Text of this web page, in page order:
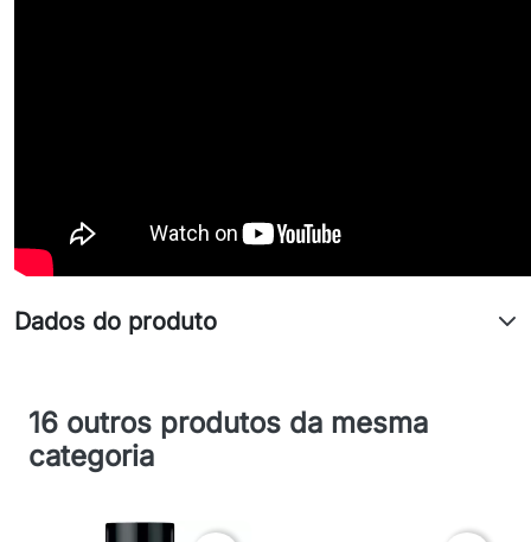
Dados do produto
16 outros produtos da mesma
categoria